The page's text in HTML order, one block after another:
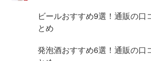
ィラーが日々、オレンジピールを厳選
ブレンドすることに情熱を注いでいま
eart of Cocktail ハート・オブ・カクテ
ビールおすすめ9選！通販の口
とめ
発泡酒おすすめ6選！通販の口